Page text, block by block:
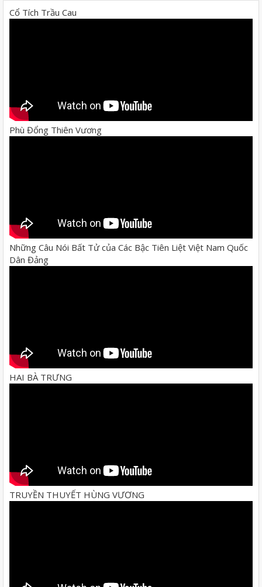
Cổ Tích Trầu Cau
Phù Đổng Thiên Vương
Những Câu Nói Bất Tử của Các Bậc Tiên Liệt Việt Nam Quốc
Dân Đảng
HAI BÀ TRƯNG
TRUYỀN THUYẾT HÙNG VƯƠNG